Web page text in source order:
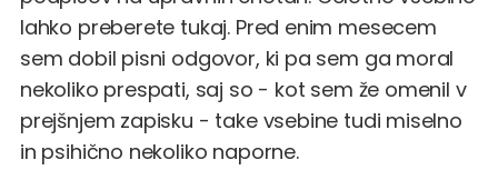
lahko preberete tukaj. Pred enim mesecem
sem dobil pisni odgovor, ki pa sem ga moral
nekoliko prespati, saj so - kot sem že omenil v
prejšnjem zapisku - take vsebine tudi miselno
in psihično nekoliko naporne.